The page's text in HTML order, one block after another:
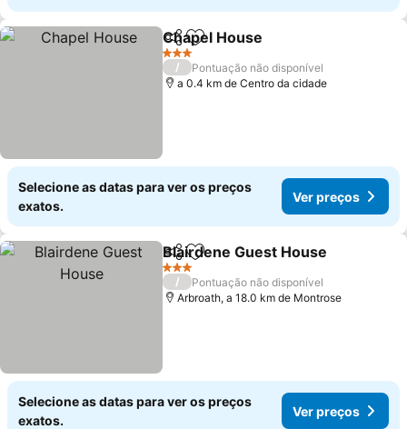
PartilharAdicionar aos favoritos
Chapel House
3 Estrelas
/
Pontuação não disponível
a 0.4 km de Centro da cidade
Selecione as datas para ver os preços
exatos.
Ver preços
PartilharAdicionar aos favoritos
Blairdene Guest House
3 Estrelas
/
Pontuação não disponível
Arbroath, a 18.0 km de Montrose
Selecione as datas para ver os preços
exatos.
Ver preços